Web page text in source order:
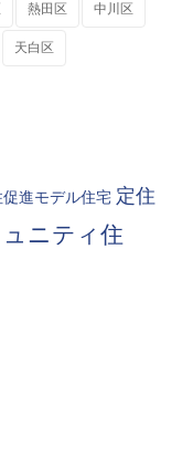
熱田区 中川区
天白区
促進モデル住宅 定住
ニティ住